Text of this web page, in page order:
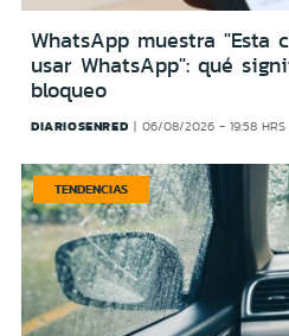
WhatsApp muestra "Esta
usar WhatsApp": qué
bloqueo
DIARIOSENRED 06/08/2026 - 19:58 HRS
TENDENCIAS